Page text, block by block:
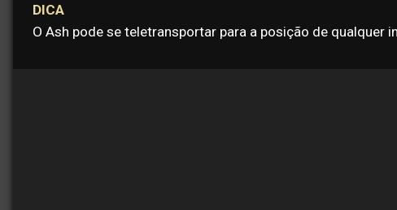
DICA
O Ash pode se teletransportar para a posição de qualquer